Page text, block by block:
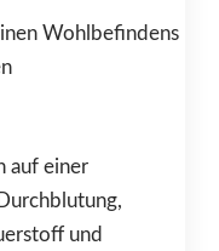
Wohlbefindens
auf einer
und